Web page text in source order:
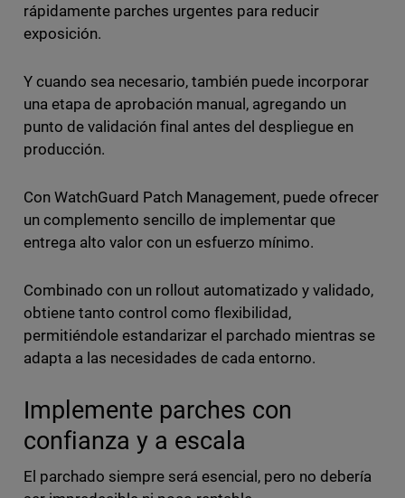
rápidamente parches urgentes para reducir
exposición.
Y cuando sea necesario, también puede incorporar
una etapa de aprobación manual, agregando un
punto de validación final antes del despliegue en
producción.
Con WatchGuard Patch Management, puede ofrecer
un complemento sencillo de implementar que
entrega alto valor con un esfuerzo mínimo.
Combinado con un rollout automatizado y validado,
obtiene tanto control como flexibilidad,
permitiéndole estandarizar el parchado mientras se
adapta a las necesidades de cada entorno.
Implemente parches con
confianza y a escala
El parchado siempre será esencial, pero no debería